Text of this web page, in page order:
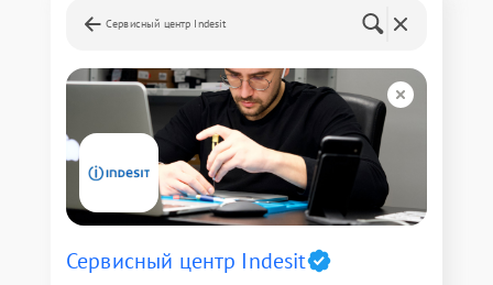
Сервисный центр Indesit
Сервисный центр Indesit